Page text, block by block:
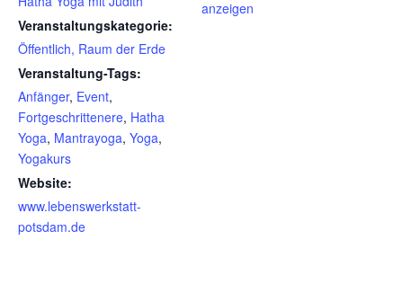
Veranstaltungskategorie:
Öffentlich, Raum der Erde
Veranstaltung-Tags:
Anfänger, Event,
Fortgeschrittenere, Hatha
Yoga, Mantrayoga, Yoga,
Yogakurs
Website:
www.lebenswerkstatt-
potsdam.de
anzeigen